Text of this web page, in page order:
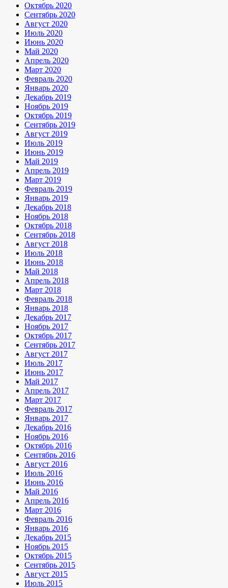
Октябрь 2020
Сентябрь 2020
Август 2020
Июль 2020
Июнь 2020
Май 2020
Апрель 2020
Март 2020
Февраль 2020
Январь 2020
Декабрь 2019
Ноябрь 2019
Октябрь 2019
Сентябрь 2019
Август 2019
Июль 2019
Июнь 2019
Май 2019
Апрель 2019
Март 2019
Февраль 2019
Январь 2019
Декабрь 2018
Ноябрь 2018
Октябрь 2018
Сентябрь 2018
Август 2018
Июль 2018
Июнь 2018
Май 2018
Апрель 2018
Март 2018
Февраль 2018
Январь 2018
Декабрь 2017
Ноябрь 2017
Октябрь 2017
Сентябрь 2017
Август 2017
Июль 2017
Июнь 2017
Май 2017
Апрель 2017
Март 2017
Февраль 2017
Январь 2017
Декабрь 2016
Ноябрь 2016
Октябрь 2016
Сентябрь 2016
Август 2016
Июль 2016
Июнь 2016
Май 2016
Апрель 2016
Март 2016
Февраль 2016
Январь 2016
Декабрь 2015
Ноябрь 2015
Октябрь 2015
Сентябрь 2015
Август 2015
Июль 2015